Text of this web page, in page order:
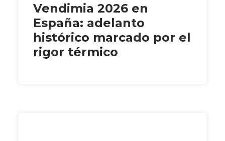
Vendimia 2026 en
España: adelanto
histórico marcado por el
rigor térmico